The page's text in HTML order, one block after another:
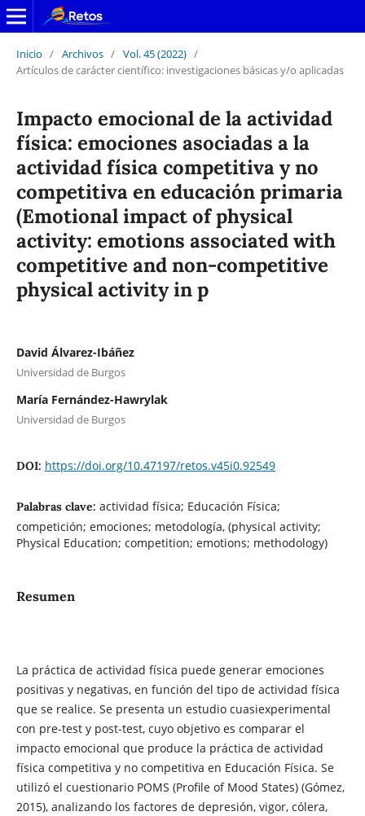
Inicio / Archivos / Vol. 45 (2022) /
Artículos de carácter científico: investigaciones básicas y/o aplicadas
Impacto emocional de la actividad
física: emociones asociadas a la
actividad física competitiva y no
competitiva en educación primaria
(Emotional impact of physical
activity: emotions associated with
competitive and non-competitive
physical activity in p
David Álvarez-Ibáñez
Universidad de Burgos
María Fernández-Hawrylak
Universidad de Burgos
DOI: https://doi.org/10.47197/retos.v45i0.92549
Palabras clave: actividad física; Educación Física;
competición; emociones; metodología, (physical activity;
Physical Education; competition; emotions; methodology)
Resumen
La práctica de actividad física puede generar emociones
positivas y negativas, en función del tipo de actividad física
que se realice. Se presenta un estudio cuasiexperimental
con pre-test y post-test, cuyo objetivo es comparar el
impacto emocional que produce la práctica de actividad
física competitiva y no competitiva en Educación Física. Se
utilizó el cuestionario POMS (Profile of Mood States) (Gómez,
2015), analizando los factores de depresión, vigor, cólera,